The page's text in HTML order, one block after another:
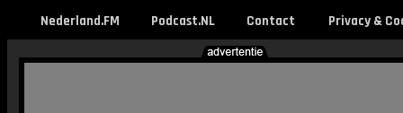
Nederland.FM Podcast.NL Contact Privacy &